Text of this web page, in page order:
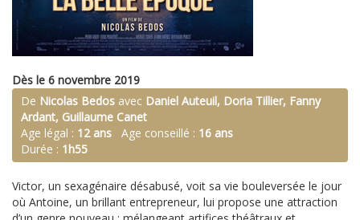
Dès le 6 novembre 2019
De Nicolas Bedos avec Daniel Auteuil, Doria Tillier, Fanny
Ardant, Guillaume Canet
Age légal : 12 ans Age conseillé : 16 ans
Durée : 1h55
Victor, un sexagénaire désabusé, voit sa vie bouleversée le jour
où Antoine, un brillant entrepreneur, lui propose une attraction